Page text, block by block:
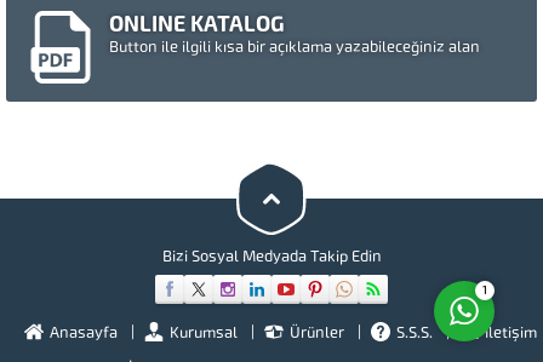
ONLINE KATALOG
Button ile ilgili kısa bir açıklama yazabileceğiniz alan
Bizi Sosyal Medyada Takip Edin
Anasayfa Kurumsal Ürünler S.S.S. İletişim
Cevap Yaz
1